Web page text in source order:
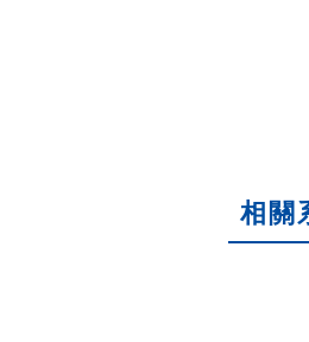
相關